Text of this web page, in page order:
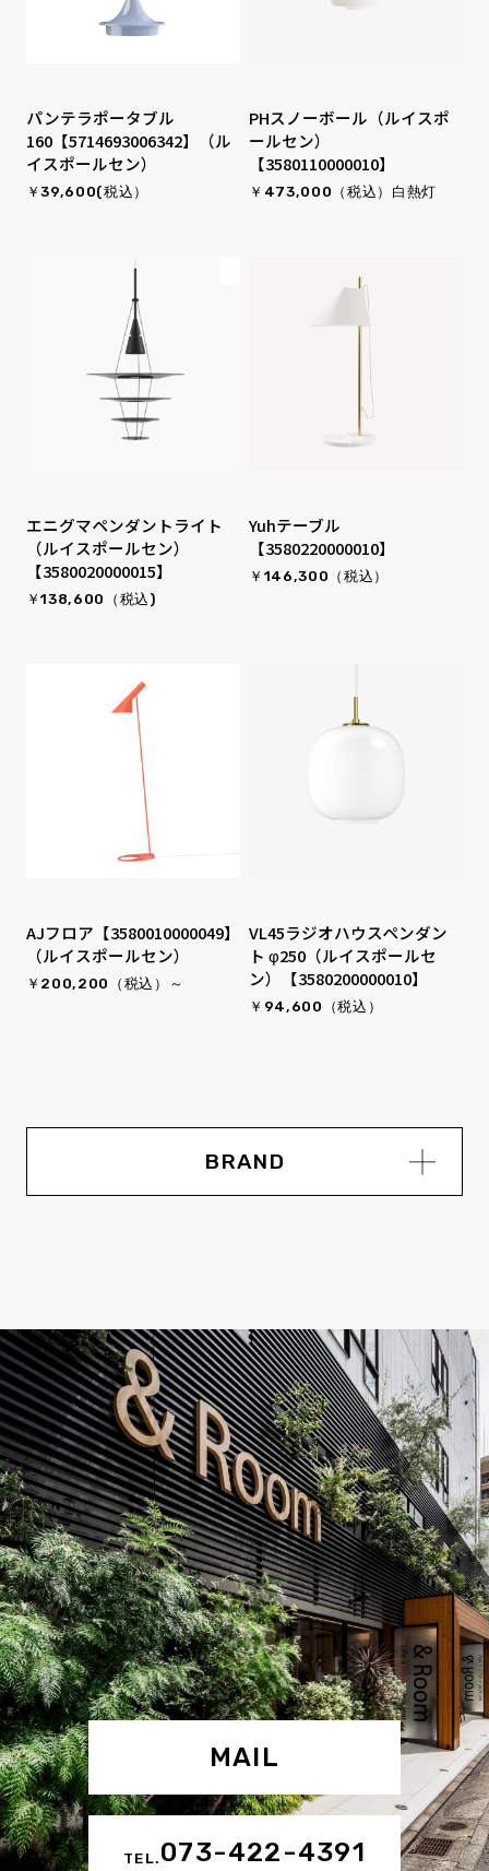
パンテラポータブル
160【5714693006342】（ル
イスポールセン）
￥39,600(税込）
PHスノーボール（ルイスポ
ールセン）
【3580110000010】
￥473,000（税込）白熱灯
エニグマペンダントライト
（ルイスポールセン）
【3580020000015】
￥138,600（税込)
Yuhテーブル
【3580220000010】
￥146,300（税込）
AJフロア【3580010000049】
（ルイスポールセン）
￥200,200（税込）～
VL45ラジオハウスペンダン
ト φ250（ルイスポールセ
ン）【3580200000010】
￥94,600（税込）
BRAND
MAIL
TEL.073-422-4391